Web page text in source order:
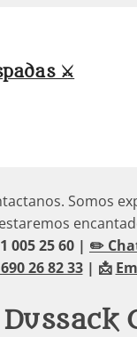
⚔️
Somos
005 25 60 | ✏️
26 82 33| 📩
Dussack